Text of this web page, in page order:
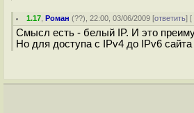
1.17 ,Роман (??), 22:00, 03/06/2009 [ответить] [
Смысл есть - белый IP. И это
Но для доступа с IPv4 до IPv6